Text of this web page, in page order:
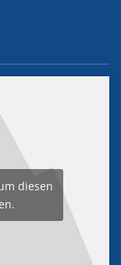
diesen